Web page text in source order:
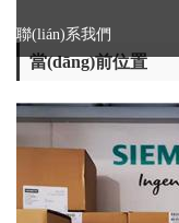
聯(lián)系我們
當(dāng)前位置